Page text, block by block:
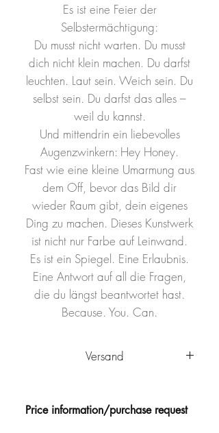
Es ist eine Feier der
Selbstermächtigung:
Du musst nicht warten. Du musst
dich nicht klein machen. Du darfst
leuchten. Laut sein. Weich sein. Du
selbst sein. Du darfst das alles –
weil du kannst.
Und mittendrin ein liebevolles
Augenzwinkern: Hey Honey.
Fast wie eine kleine Umarmung aus
dem Off, bevor das Bild dir
wieder Raum gibt, dein eigenes
Ding zu machen. Dieses Kunstwerk
ist nicht nur Farbe auf Leinwand.
Es ist ein Spiegel. Eine Erlaubnis.
Eine Antwort auf all die Fragen,
die du längst beantwortet hast.
Because. You. Can.
Versand
versandkostenfreiverschickt. Es
Price information/purchase request